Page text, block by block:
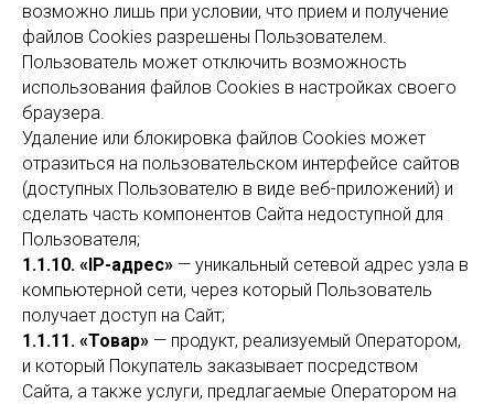
возможно лишь при условии, что прием и получение
файлов Cookies разрешены Пользователем.
Пользователь может отключить возможность
использования файлов Cookies в настройках своего
браузера.
Удаление или блокировка файлов Cookies может
отразиться на пользовательском интерфейсе сайтов
(доступных Пользователю в виде веб-приложений) и
сделать часть компонентов Сайта недоступной для
Пользователя;
1.1.10. «IP-адрес» — уникальный сетевой адрес узла в
компьютерной сети, через который Пользователь
получает доступ на Сайт;
1.1.11. «Товар» — продукт, реализуемый Оператором,
и который Покупатель заказывает посредством
Сайта, а также услуги, предлагаемые Оператором на